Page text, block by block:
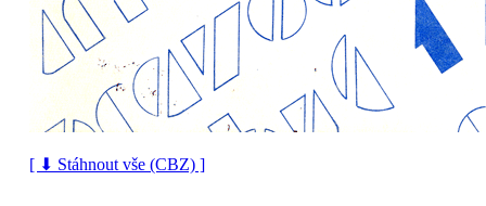
[ ⬇ Stáhnout vše (CBZ) ]